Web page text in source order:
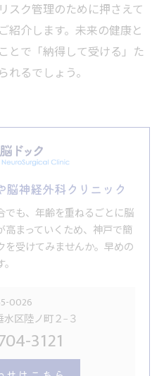
スク管理のために押さえて
紹介します。未来の健康と
とで「納得して受ける」た
るでしょう。
神経外科クリニック
も、年齢を重ねるごとに脳
まっていくため、神戸で簡
受けてみませんか。早めの
0026
区陸ノ町２−３
3121